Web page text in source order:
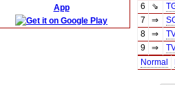
App
6
⇘
7
⇒
8
⇒
9
⇒
Normal